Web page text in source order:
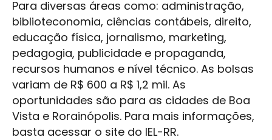
Para diversas áreas como: administração,
biblioteconomia, ciências contábeis, direito,
educação física, jornalismo, marketing,
pedagogia, publicidade e propaganda,
recursos humanos e nível técnico. As bolsas
variam de R$ 600 a R$ 1,2 mil. As
oportunidades são para as cidades de Boa
Vista e Rorainópolis. Para mais informações,
basta acessar o site do IEL-RR.